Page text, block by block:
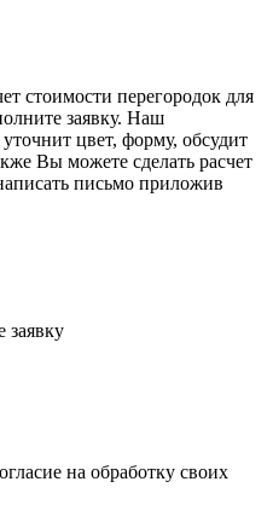
стоимости перегородок для
заявку. Наш
цвет, форму, обсудит
Вы можете сделать расчет
письмо приложив
заявку
на обработку своих